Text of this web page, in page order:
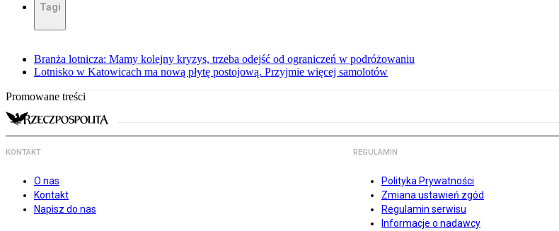
Tagi
Branża lotnicza: Mamy kolejny kryzys, trzeba odejść od ograniczeń w podróżowaniu
Lotnisko w Katowicach ma nową płytę postojową. Przyjmie więcej samolotów
Promowane treści
KONTAKT
O nas
Kontakt
Napisz do nas
REGULAMIN
Polityka Prywatności
Zmiana ustawień zgód
Regulamin serwisu
Informacje o nadawcy